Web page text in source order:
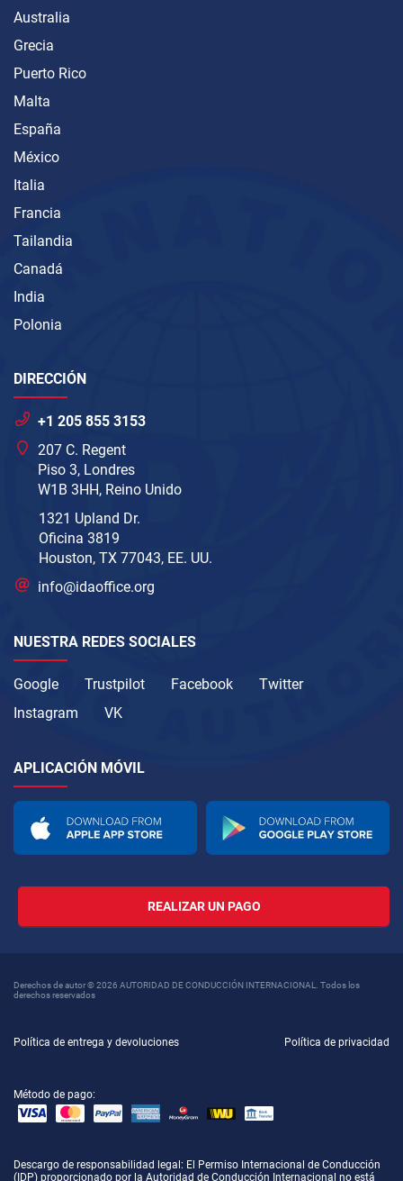
Australia
Grecia
Puerto Rico
Malta
España
México
Italia
Francia
Tailandia
Canadá
India
Polonia
DIRECCIÓN
+1 205 855 3153
207 C. Regent
Piso 3, Londres
W1B 3HH, Reino Unido
1321 Upland Dr.
Oficina 3819
Houston, TX 77043, EE. UU.
info@idaoffice.org
NUESTRA REDES SOCIALES
Google Trustpilot Facebook
Twitter
Instagram
VK
APLICACIÓN MÓVIL
REALIZAR UN PAGO
Derechos de autor © 2026 AUTORIDAD DE CONDUCCIÓN INTERNACIONAL. Todos los
derechos reservados
Política de entrega y devoluciones Política de privacidad
Método de pago:
Descargo de responsabilidad legal : El Permiso Internacional de Conducción
(IDP) proporcionado por la Autoridad de Conducción Internacional no está